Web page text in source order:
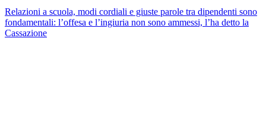
Relazioni a scuola, modi cordiali e giuste parole tra dipendenti sono
fondamentali: l’offesa e l’ingiuria non sono ammessi, l’ha detto la
Cassazione